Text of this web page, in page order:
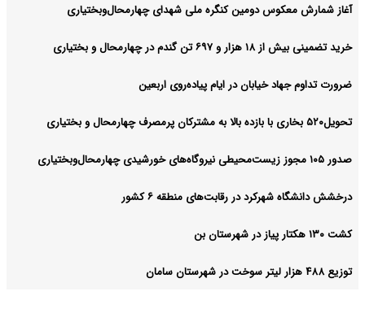
آغاز شمارش معکوس دومین کنگره ملی شهدای چهارمحال‌وبختیاری
خرید تضمینی بیش از ۱۸ هزار و ۶۹۷ تن گندم در چهارمحال و بختیاری
ضرورت تداوم جهاد خیابان در ایام پیاده‌روی اربعین
تحویل۵۲۰ بخاری با بازده بالا به مشترکان پرمصرف چهارمحال و بختیاری
صدور ۱۰۵ مجوز زیست‌محیطی نیروگاه‌های خورشیدی چهارمحال‌وبختیاری
درخشش دانشگاه شهرکرد در رقابت‌های منطقه ۶ کشور
کشت ۱۳۰ هکتار پیاز در شهرستان بن
توزیع ۴۸۸ هزار لیتر سوخت در شهرستان سامان